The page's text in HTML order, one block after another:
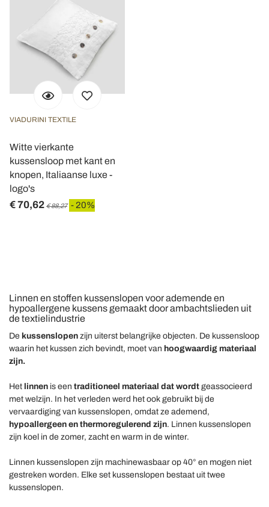
VIADURINI TEXTILE
Witte vierkante
kussensloop met kant en
knopen, Italiaanse luxe -
logo's
€ 70,62 € 88,27 - 20%
Linnen en stoffen kussenslopen voor ademende en
hypoallergene kussens gemaakt door ambachtslieden uit
de textielindustrie
De kussenslopen zijn uiterst belangrijke objecten. De kussensloop
waarin het kussen zich bevindt, moet van hoogwaardig materiaal
zijn.
Het linnen is een traditioneel materiaal dat wordt geassocieerd
met welzijn. In het verleden werd het ook gebruikt bij de
vervaardiging van kussenslopen, omdat ze ademend,
hypoallergeen en thermoregulerend zijn. Linnen kussenslopen
zijn koel in de zomer, zacht en warm in de winter.
Linnen kussenslopen zijn machinewasbaar op 40° en mogen niet
gestreken worden. Elke set kussenslopen bestaat uit twee
kussenslopen.